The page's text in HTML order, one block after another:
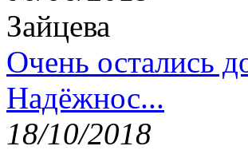
Зайцева
Очень остались
Надёжнос...
18/10/2018